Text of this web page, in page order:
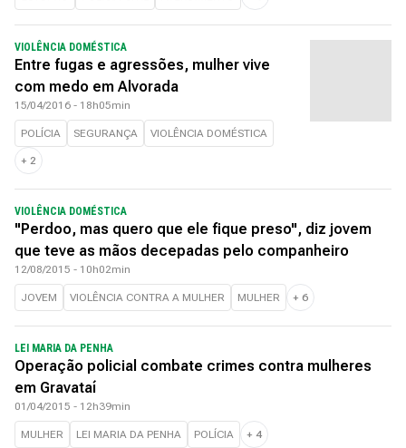
VIOLÊNCIA DOMÉSTICA
Entre fugas e agressões, mulher vive
com medo em Alvorada
15/04/2016 - 18h05min
POLÍCIA SEGURANÇA VIOLÊNCIA DOMÉSTICA
+ 2
VIOLÊNCIA DOMÉSTICA
"Perdoo, mas quero que ele fique preso", diz jovem
que teve as mãos decepadas pelo companheiro
12/08/2015 - 10h02min
JOVEM VIOLÊNCIA CONTRA A MULHER MULHER + 6
LEI MARIA DA PENHA
Operação policial combate crimes contra mulheres
em Gravataí
01/04/2015 - 12h39min
MULHER LEI MARIA DA PENHA POLÍCIA + 4